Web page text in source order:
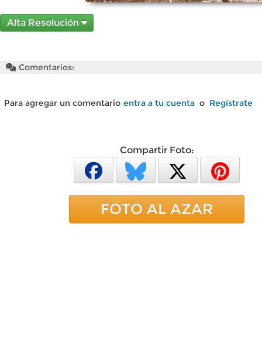
Alta Resolución
Comentarios:
Para agregar un comentario entra a tu cuenta o Regístrate
Compartir Foto:
FOTO AL AZAR